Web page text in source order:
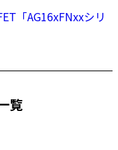
「AG16xFNxxシリ
覧